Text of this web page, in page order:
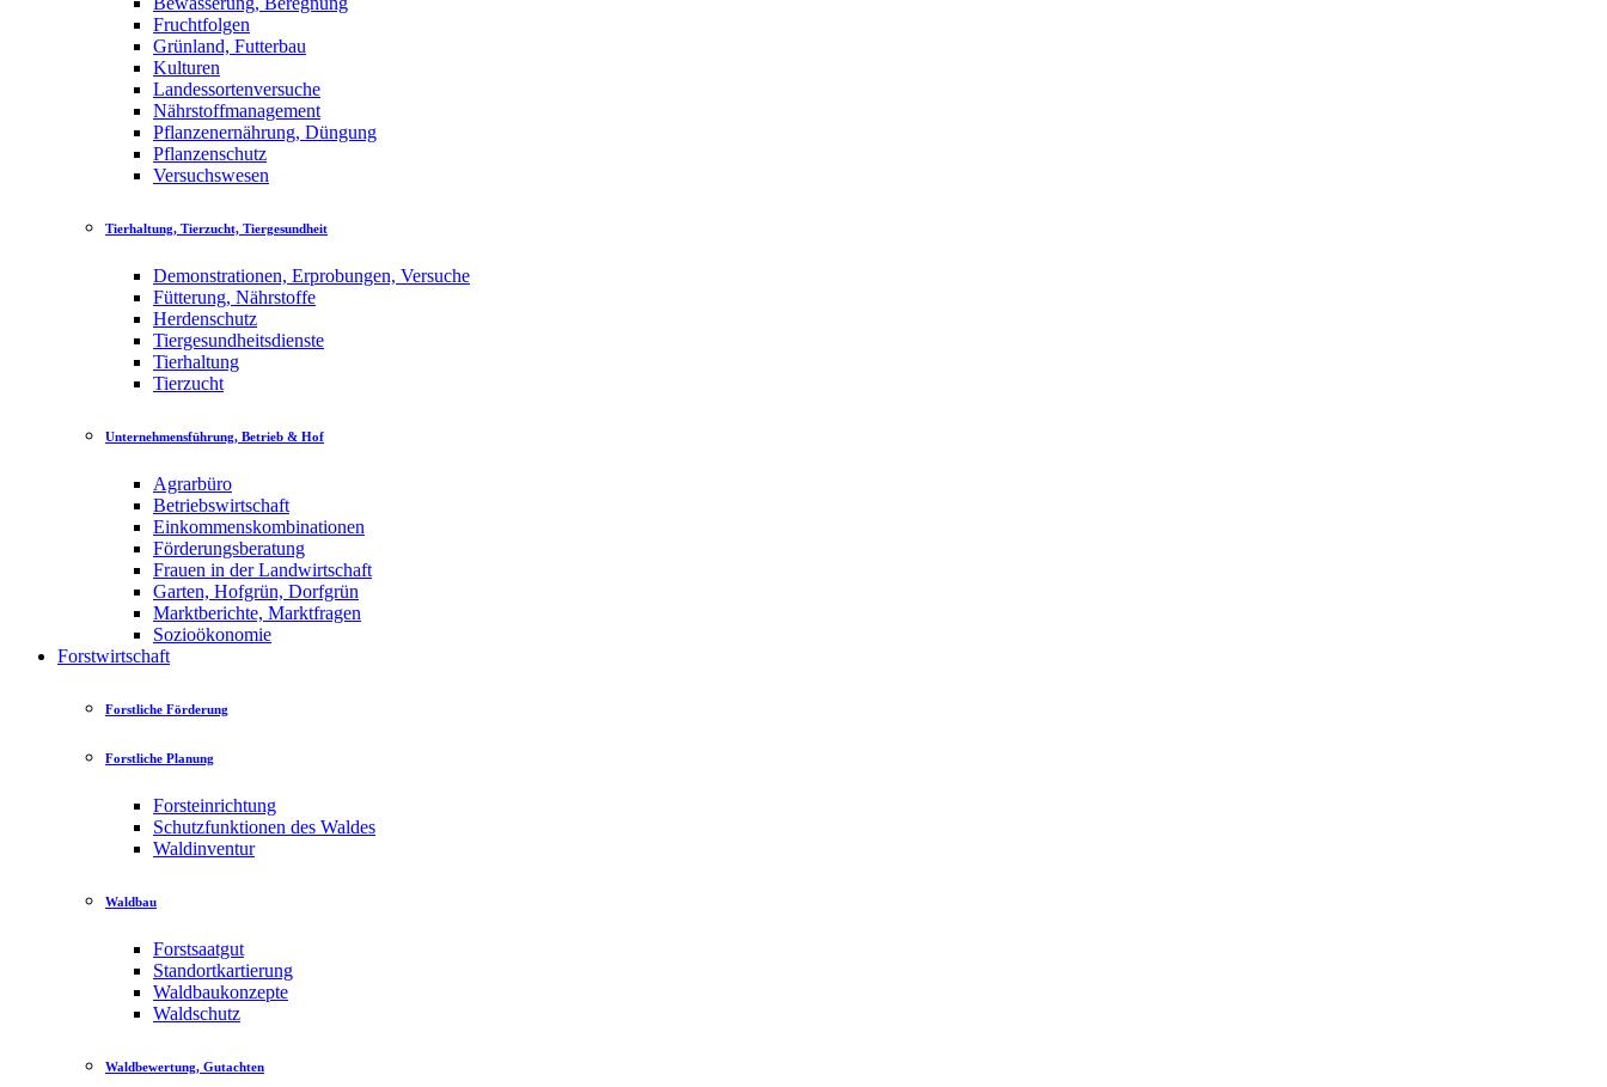
Fruchtfolgen
Grünland, Futterbau
Kulturen
Landessortenversuche
Nährstoffmanagement
Pflanzenernährung, Düngung
Pflanzenschutz
Versuchswesen
Tierhaltung, Tierzucht, Tiergesundheit
Demonstrationen, Erprobungen, Versuche
Fütterung, Nährstoffe
Herdenschutz
Tiergesundheitsdienste
Tierhaltung
Tierzucht
Unternehmensführung, Betrieb & Hof
Agrarbüro
Betriebswirtschaft
Einkommenskombinationen
Förderungsberatung
Frauen in der Landwirtschaft
Garten, Hofgrün, Dorfgrün
Marktberichte, Marktfragen
Sozioökonomie
Forstwirtschaft
Forstliche Förderung
Forstliche Planung
Forsteinrichtung
Schutzfunktionen des Waldes
Waldinventur
Waldbau
Forstsaatgut
Standortkartierung
Waldbaukonzepte
Waldschutz
Waldbewertung, Gutachten